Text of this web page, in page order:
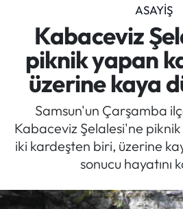
ASAYIŞ
Kabaceviz
piknik yapan
üzerine kaya
Samsun'un Çarşamba
Kabaceviz Şelalesi'ne
iki kardeşten biri, üzerine
sonucu hayatını
Türkiye
Kültür/Sanat
Politika
Politik Kulis
Magazin
Trabzon Trafik Yoğunluk
Süper Lig Puan Durumu ve
Tüm Manşetler
Son Dakika Haberleri
Haber Arşivi